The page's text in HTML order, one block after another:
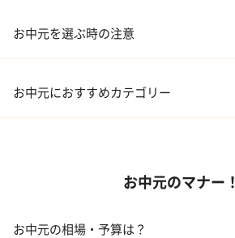
お中元を選ぶ時の注意
お中元におすすめカテゴリー
03 ギフトカタログ
お中元のマナー！
お中元の相場・予算は？